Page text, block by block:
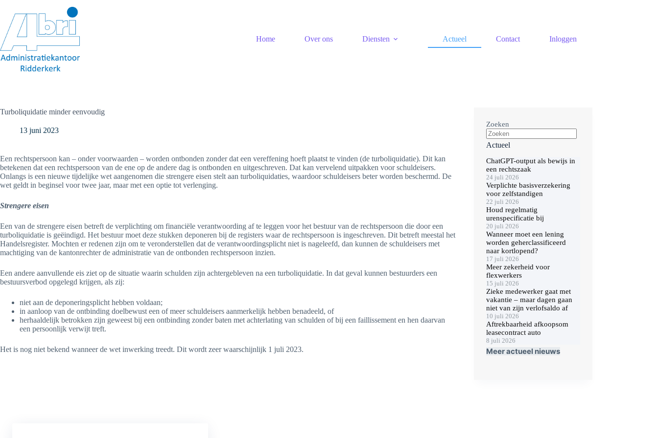
inhoud
Home
Over ons Diensten Actueel Contact Inloggen
Turboliquidatie minder eenvoudig
13 juni 2023
Een rechtspersoon kan – onder voorwaarden – worden ontbonden zonder dat een vereffening hoeft plaatst te vinden (de turboliquidatie). Dit kan
betekenen dat een rechtspersoon van de ene op de andere dag is ontbonden en uitgeschreven. Dat kan vervelend uitpakken voor schuldeisers.
Onlangs is een nieuwe tijdelijke wet aangenomen die strengere eisen stelt aan turboliquidaties, waardoor schuldeisers beter worden beschermd. De
wet geldt in beginsel voor twee jaar, maar met een optie tot verlenging.
Strengere eisen
Een van de strengere eisen betreft de verplichting om financiële verantwoording af te leggen voor het bestuur van de rechtspersoon die door een
turboliquidatie is geëindigd. Het bestuur moet deze stukken deponeren bij de registers waar de rechtspersoon is ingeschreven. Dit betreft meestal het
Handelsregister. Mochten er redenen zijn om te veronderstellen dat de verantwoordingsplicht niet is nageleefd, dan kunnen de schuldeisers met
machtiging van de kantonrechter de administratie van de ontbonden rechtspersoon inzien.
Een andere aanvullende eis ziet op de situatie waarin schulden zijn achtergebleven na een turboliquidatie. In dat geval kunnen bestuurders een
bestuursverbod opgelegd krijgen, als zij:
niet aan de deponeringsplicht hebben voldaan;
in aanloop van de ontbinding doelbewust een of meer schuldeisers aanmerkelijk hebben benadeeld, of
herhaaldelijk betrokken zijn geweest bij een ontbinding zonder baten met achterlating van schulden of bij een faillissement en hen daarvan
een persoonlijk verwijt treft.
Het is nog niet bekend wanneer de wet inwerking treedt. Dit wordt zeer waarschijnlijk 1 juli 2023.
Zoeken
Actueel
ChatGPT-output als bewijs in
een rechtszaak
24 juli 2026
Verplichte basisverzekering
voor zelfstandigen
22 juli 2026
Houd regelmatig
urenspecificatie bij
20 juli 2026
Wanneer moet een lening
worden geherclassificeerd
naar kortlopend?
17 juli 2026
Meer zekerheid voor
flexwerkers
15 juli 2026
Zieke medewerker gaat met
vakantie – maar dagen gaan
niet van zijn verlofsaldo af
10 juli 2026
Aftrekbaarheid afkoopsom
leasecontract auto
8 juli 2026
Meer actueel nieuws